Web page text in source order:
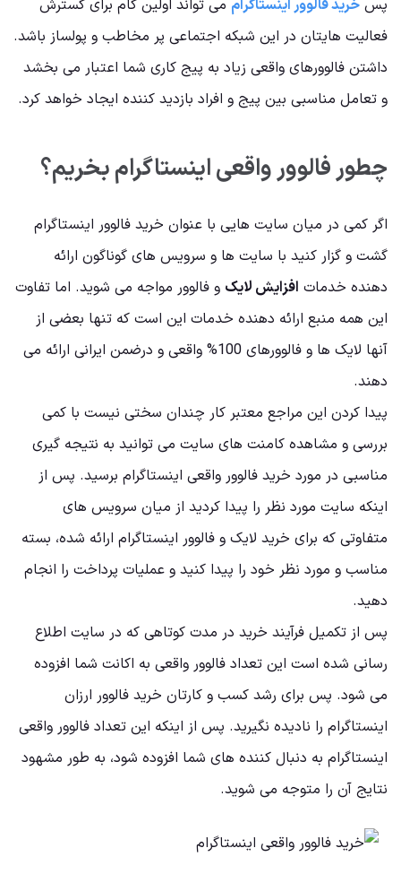
پس خرید فالوور اینستاگرام می تواند اولین گام برای گسترش
فعالیت هایتان در این شبکه اجتماعی پر مخاطب و پولساز باشد.
داشتن فالوورهای واقعی زیاد به پیج کاری شما اعتبار می بخشد
و تعامل مناسبی بین پیج و افراد بازدید کننده ایجاد خواهد کرد.
چطور فالوور واقعی اینستاگرام بخریم؟
اگر کمی در میان سایت هایی با عنوان خرید فالوور اینستاگرام
گشت و گزار کنید با سایت ها و سرویس های گوناگون ارائه
دهنده خدمات افزایش لایک و فالوور مواجه می شوید. اما تفاوت
این همه منبع ارائه دهنده خدمات این است که تنها بعضی از
آنها لایک ها و فالوورهای 100% واقعی و درضمن ایرانی ارائه می
دهند.
پیدا کردن این مراجع معتبر کار چندان سختی نیست با کمی
بررسی و مشاهده کامنت های سایت می توانید به نتیجه گیری
مناسبی در مورد خرید فالوور واقعی اینستاگرام برسید. پس از
اینکه سایت مورد نظر را پیدا کردید از میان سرویس های
متفاوتی که برای خرید لایک و فالوور اینستاگرام ارائه شده، بسته
مناسب و مورد نظر خود را پیدا کنید و عملیات پرداخت را انجام
دهید.
پس از تکمیل فرآیند خرید در مدت کوتاهی که در سایت اطلاع
رسانی شده است این تعداد فالوور واقعی به اکانت شما افزوده
می شود. پس برای رشد کسب و کارتان خرید فالوور ارزان
اینستاگرام را نادیده نگیرید. پس از اینکه این تعداد فالوور واقعی
اینستاگرام به دنبال کننده های شما افزوده شود، به طور مشهود
نتایج آن را متوجه می شوید.